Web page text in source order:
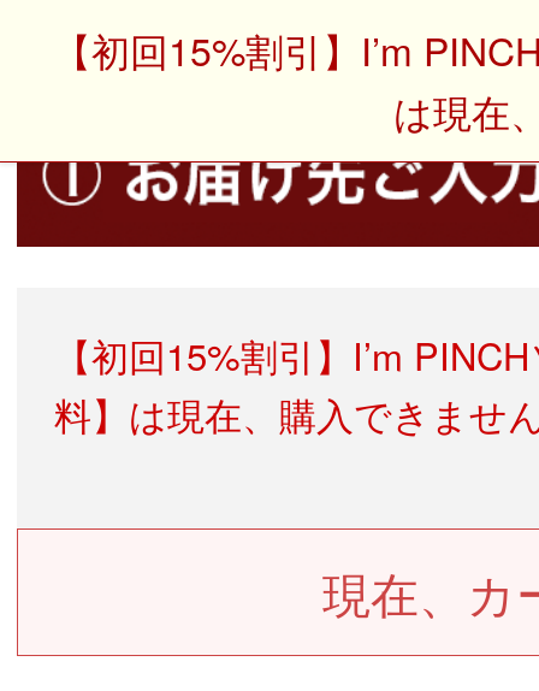
【初回15%割引】I’m
料】は現在、購入できませ
現在、カ
【初回15%割引】I’m
は現在